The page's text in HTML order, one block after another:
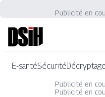
Publicité en
E-santéSécuritéDécryptage
Publicité en
Publicité en